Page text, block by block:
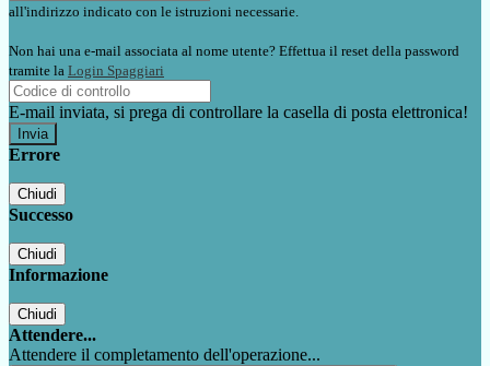
all'indirizzo indicato con le istruzioni necessarie.
Non hai una e-mail associata al nome utente? Effettua il reset della password
tramite la Login Spaggiari
E-mail inviata, si prega di controllare la casella di posta elettronica!
Errore
Chiudi
Successo
Chiudi
Informazione
Chiudi
Attendere...
Attendere il completamento dell'operazione...